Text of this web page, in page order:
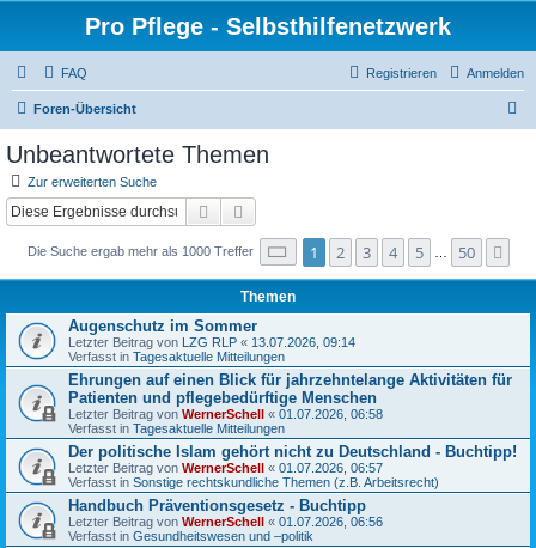
Pro Pflege - Selbsthilfenetzwerk
FAQ Anmelden
Registrieren
Foren-Übersicht
Unbeantwortete Themen
Zur erweiterten Suche
Suche
Die Suche ergab mehr als 1000 Treffer Seite von
1 2 3 4 5 50
Themen
Augenschutz im Sommer
Letzter Beitrag von LZG RLP « 13.07.2026, 09:14
Verfasst in Tagesaktuelle Mitteilungen
Ehrungen auf einen Blick für jahrzehntelange Aktivitäten für
Patienten und pflegebedürftige Menschen
Letzter Beitrag von WernerSchell « 01.07.2026, 06:58
Verfasst in Tagesaktuelle Mitteilungen
Der politische Islam gehört nicht zu Deutschland - Buchtipp!
Letzter Beitrag von WernerSchell « 01.07.2026, 06:57
Verfasst in Sonstige rechtskundliche Themen (z.B. Arbeitsrecht)
Handbuch Präventionsgesetz - Buchtipp
Letzter Beitrag von WernerSchell « 01.07.2026, 06:56
Verfasst in Gesundheitswesen und –politik